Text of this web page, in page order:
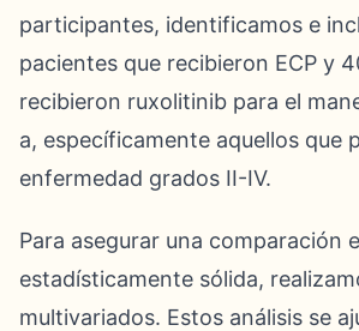
participantes, identificamos e
pacientes que recibieron ECP y
recibieron ruxolitinib para el
a, específicamente aquellos que
enfermedad grados II-IV.
Para asegurar una comparación
estadísticamente sólida,
multivariados. Estos análisis se